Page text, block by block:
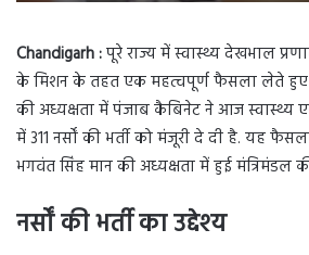
Chandigarh :पूरे राज्य में स्वास्थ्य देखभाल
के मिशन के तहत एक महत्वपूर्ण फैसला लेते हुए
की अध्यक्षता में पंजाब कैबिनेट ने आज स्वास्थ्य
में 311 नर्सों की भर्ती को मंजूरी दे दी है. यह
भगवंत सिंह मान की अध्यक्षता में हुई मंत्रिमंडल
नर्सों की भर्ती का उद्देश्य